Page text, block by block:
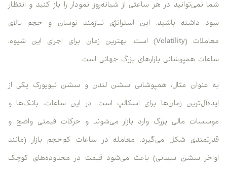
شما نمی‌توانید در هر ساعتی از شبانه‌روز نمودار را باز کنید و انتظار
سود داشته باشید. این استراتژی نیازمند نوسان و حجم بالای
معاملات (Volatility) است. بهترین زمان برای اجرای این شیوه،
ساعات همپوشانی بازارهای بزرگ جهانی است.
به عنوان مثال، همپوشانی سشن لندن و سشن نیویورک یکی از
ایده‌آل‌ترین زمان‌ها برای اسکالپ است. در این ساعات، بانک‌ها و
موسسات مالی بزرگ وارد بازار می‌شوند و حرکات قیمتی واضح و
قدرتمندی شکل می‌گیرد. معامله در ساعات کم‌حجم بازار (مانند
اواخر سشن سیدنی) باعث می‌شود قیمت در محدوده‌های کوچک